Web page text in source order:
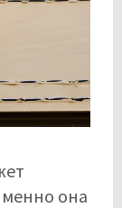
она